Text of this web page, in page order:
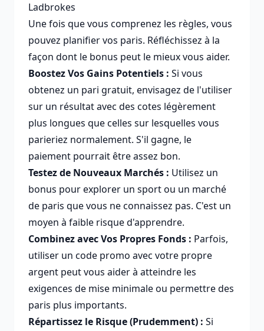
Ladbrokes
Une fois que vous comprenez les règles, vous
pouvez planifier vos paris. Réfléchissez à la
façon dont le bonus peut le mieux vous aider.
Boostez Vos Gains Potentiels : Si vous
obtenez un pari gratuit, envisagez de l'utiliser
sur un résultat avec des cotes légèrement
plus longues que celles sur lesquelles vous
parieriez normalement. S'il gagne, le
paiement pourrait être assez bon.
Testez de Nouveaux Marchés : Utilisez un
bonus pour explorer un sport ou un marché
de paris que vous ne connaissez pas. C'est un
moyen à faible risque d'apprendre.
Combinez avec Vos Propres Fonds : Parfois,
utiliser un code promo avec votre propre
argent peut vous aider à atteindre les
exigences de mise minimale ou permettre des
paris plus importants.
Répartissez le Risque (Prudemment) : Si